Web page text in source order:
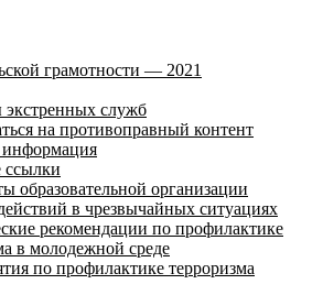
грамотности — 2021
служб
на противоправный контент
информация
ссылки
образовательной организации
в чрезвычайных ситуациях
рекомендации по профилактике
в молодежной среде
по профилактике терроризма